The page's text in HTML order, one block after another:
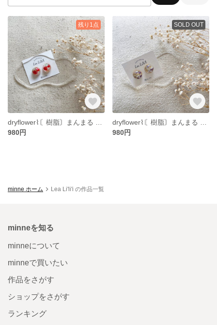
残り1点
980円
SOLD OUT
980円
minne ホーム Lea Li'li'i の作品一覧
minneを知る
minneについて
minneで買いたい
作品をさがす
ショップをさがす
ランキング